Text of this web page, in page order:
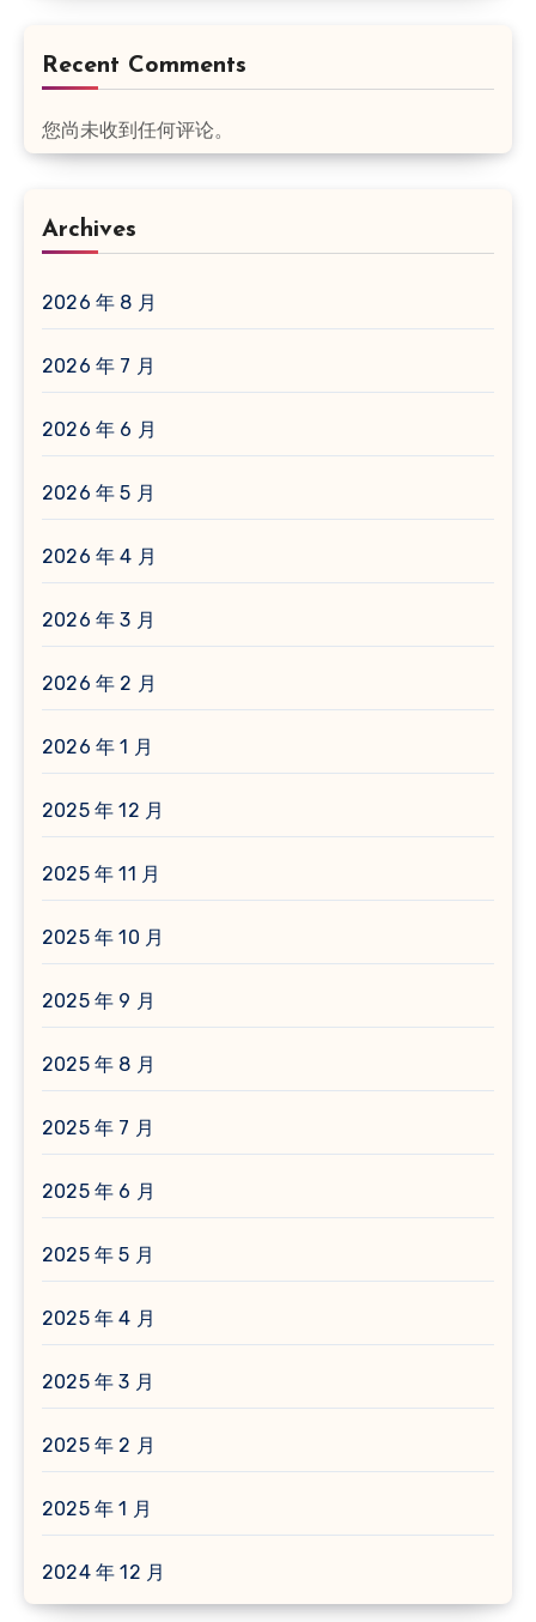
Recent Comments
您尚未收到任何评论。
Archives
2026 年 8 月
2026 年 7 月
2026 年 6 月
2026 年 5 月
2026 年 4 月
2026 年 3 月
2026 年 2 月
2026 年 1 月
2025 年 12 月
2025 年 11 月
2025 年 10 月
2025 年 9 月
2025 年 8 月
2025 年 7 月
2025 年 6 月
2025 年 5 月
2025 年 4 月
2025 年 3 月
2025 年 2 月
2025 年 1 月
2024 年 12 月